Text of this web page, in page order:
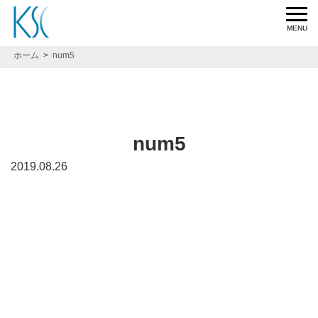
ホーム num5
num5
2019.08.26